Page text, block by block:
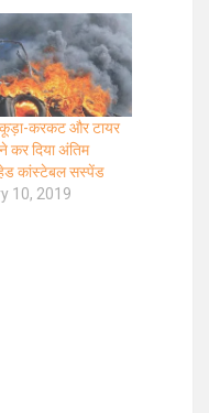
कूड़ा-करकट और टायर
कर दिया अंतिम
कांस्टेबल सस्पेंड
10, 2019